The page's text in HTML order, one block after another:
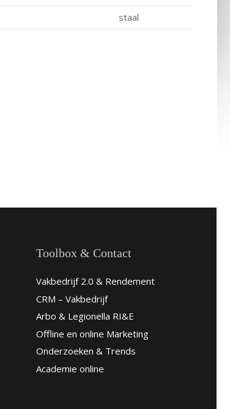
staal
Toolbox & Contact
Vakbedrijf 2.0 & Rendement
CRM – Vakbedrijf
Arbo & Legionella RI&E
Offline en online Marketing
Onderzoeken & Trends
Academie online